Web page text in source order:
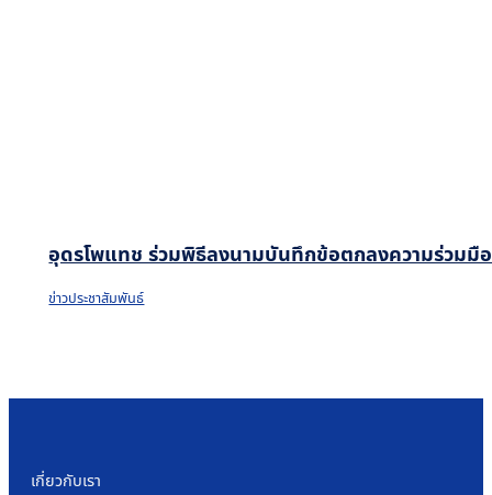
อุดรโพแทช ร่วมพิธีลงนามบันทึกข้อตกลงความร่วมมือ
ข่าวประชาสัมพันธ์
เกี่ยวกับเรา